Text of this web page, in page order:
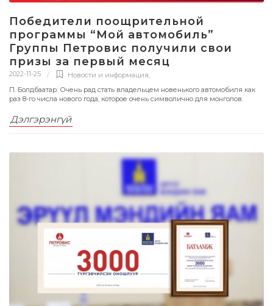
Победители поощрительной
программы “Мой автомобиль”
Группы Петровис получили свои
призы за первый месяц
2022-11-25 Новости и информация,
П. Болдбаатар: Очень рад стать владельцем новенького автомобиля как
раз 8-го числа нового года, которое очень символично для монголов.
Дэлгэрэнгүй